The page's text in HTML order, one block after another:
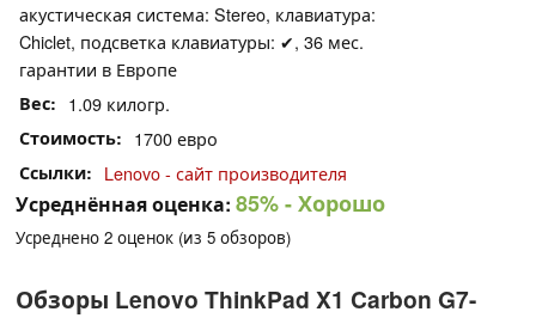
акустическая система: Stereo, клавиатура:
Chiclet, подсветка клавиатуры: ✔, 36 мес.
гарантии в Европе
Вес 1.09 килогр.
Стоимость 1700 евро
Ссылки Lenovo - сайт производителя
Усреднённая оценка: 85%- Хорошо
Усреднено 2 оценок (из 5 обзоров)
Обзоры Lenovo ThinkPad X1 Carbon G7-